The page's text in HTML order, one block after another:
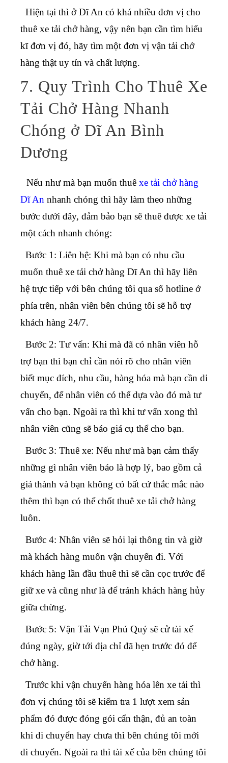
Hiện tại thì ở Dĩ An có khá nhiều đơn vị cho
thuê xe tải chở hàng, vậy nên bạn cần tìm hiểu
kĩ đơn vị đó, hãy tìm một đơn vị vận tải chở
hàng thật uy tín và chất lượng.
7. Quy Trình Cho Thuê Xe
Tải Chở Hàng Nhanh
Chóng ở Dĩ An Bình
Dương
Nếu như mà bạn muốn thuê xe tải chở hàng
Dĩ An nhanh chóng thì hãy làm theo những
bước dưới đây, đảm bảo bạn sẽ thuê được xe tải
một cách nhanh chóng:
Bước 1: Liên hệ: Khi mà bạn có nhu cầu
muốn thuê xe tải chở hàng Dĩ An thì hãy liên
hệ trực tiếp với bên chúng tôi qua số hotline ở
phía trên, nhân viên bên chúng tôi sẽ hỗ trợ
khách hàng 24/7.
Bước 2: Tư vấn: Khi mà đã có nhân viên hỗ
trợ bạn thì bạn chỉ cần nói rõ cho nhân viên
biết mục đích, nhu cầu, hàng hóa mà bạn cần di
chuyển, để nhân viên có thể dựa vào đó mà tư
vấn cho bạn. Ngoài ra thì khi tư vấn xong thì
nhân viên cũng sẽ báo giá cụ thể cho bạn.
Bước 3: Thuê xe: Nếu như mà bạn cảm thấy
những gì nhân viên báo là hợp lý, bao gồm cả
giá thành và bạn không có bất cứ thắc mắc nào
thêm thì bạn có thể chốt thuê xe tải chở hàng
luôn.
Bước 4: Nhân viên sẽ hỏi lại thông tin và giờ
mà khách hàng muốn vận chuyển đi. Với
khách hàng lần đầu thuê thì sẽ cần cọc trước để
giữ xe và cũng như là để tránh khách hàng hủy
giữa chừng.
Bước 5: Vận Tải Vạn Phú Quý sẽ cử tài xế
đúng ngày, giờ tới địa chỉ đã hẹn trước đó để
chở hàng.
Trước khi vận chuyển hàng hóa lên xe tải thì
đơn vị chúng tôi sẽ kiểm tra 1 lượt xem sản
phẩm đó được đóng gói cẩn thận, đủ an toàn
khi di chuyển hay chưa thì bên chúng tôi mới
di chuyển. Ngoài ra thì tài xế của bên chúng tôi